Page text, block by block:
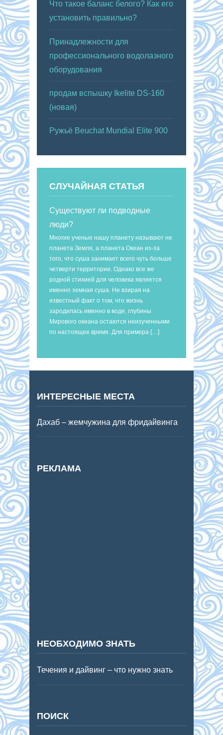
Что такое баланс белого? Как его
установить правильно?
Принадлежности для
профессионального водолазного
оборудования
продам вспышку Ikelite DS-160
(новая)
Ружьё Beuchat Mundial Elite 900
СЛУЧАЙНАЯ СТАТЬЯ
Существуют ли подводные
люди?
Многие ученые нашу планету называют не
планета Земля, а планета Океан из-за
того, что суша занимает всего чуть больше
четверти территории. Однако все же
родной стихией для человека является
именно земная суша. Не взирая на
известный факт о том, что жизнь
зародилась именно в воде, глубины
Мирового океана остаются неизученными
по настоящее время. Для примера […]
ИНТЕРЕСНЫЕ МЕСТА
Дахаб – жемчужина для фридайвинга
РЕКЛАМА
НЕОБХОДИМО ЗНАТЬ
Течения и дайвинг – что нужно знать
ПОИСК